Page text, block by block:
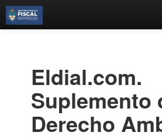
Estantes Virtuales
Eldial.com.
Suplemento
Derecho